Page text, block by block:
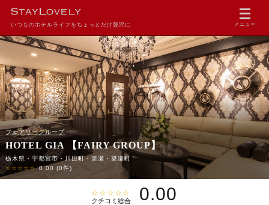
いつものホテルライフをちょっとだけ贅沢に メニュー
フェアリーグループ
HOTEL GIA 【FAIRY GROUP】
栃木県・宇都宮市・川田町・簗瀬・簗瀬町
☆☆☆☆☆ 0.00 (0件)
☆☆☆☆☆
クチコミ総合 0.00